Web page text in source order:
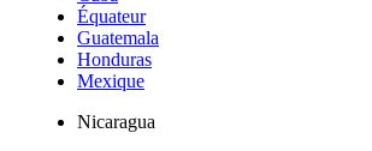
Équateur
Guatemala
Honduras
Mexique
Nicaragua